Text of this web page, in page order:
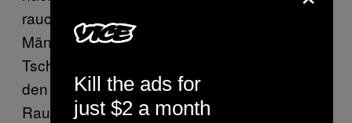
rauchen anfing? Würden dagegen den
Männern sogleich nach der allerersten
Tschick die Penisse abfallen oder Frauen aus
den Brüsten die Luft entfleuchen, wären
Raucher eine weit seltener gesehene
Kill the ads for
just $2 a month